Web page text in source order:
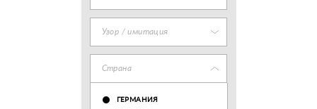
Узор / имитация
Страна
ГЕРМАНИЯ